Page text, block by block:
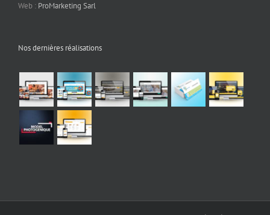
Web : ProMarketing Sarl
Nos dernières réalisations